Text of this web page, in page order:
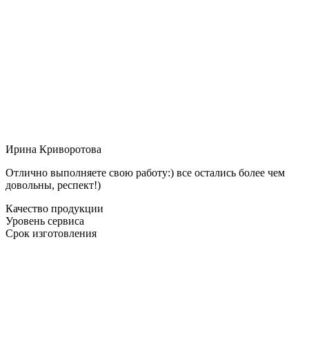
Ирина Криворотова
Отлично выполняете свою работу:) все остались более чем
довольны, респект!)
Качество продукции
Уровень сервиса
Срок изготовления